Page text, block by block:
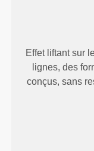
Effet liftant sur
lignes, des
conçus, sans